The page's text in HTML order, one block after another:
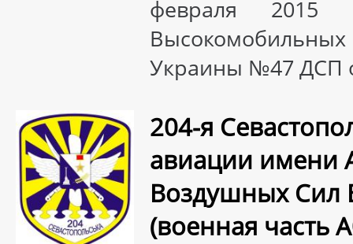
февраля 2015
Украины №47 ДСП
204-я
авиации имени
Воздушных Сил
(военная часть